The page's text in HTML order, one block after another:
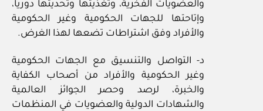
والعضويات الفخرية، وتغذيتها وتحديثها دوريا،
وإتاحتها للجهات الحكومية وغير الحكومية
والأفراد وفق اشتراطات تضعها لهذا الغرض.
د- التواصل والتنسيق مع الجهات الحكومية
وغير الحكومية والأفراد من أصحاب الكفاية
والخبرة، لرصد وحصر الجوائز العالمية
والشهادات الدولية والعضويات في المنظمات